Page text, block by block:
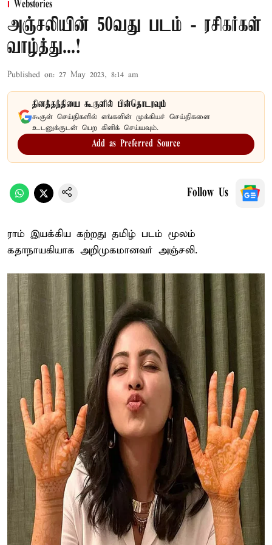
Webstories
அஞ்சலியின் 50வது படம் - ரசிகர்கள்
வாழ்த்து...!
Published on: 27 May 2023, 8:14 am
தினத்தந்தியை கூகுளில் பின்தொடரவும்
கூகுள் செய்திகளில் எங்களின் முக்கியச் செய்திகளை
உடனுக்குடன் பெற கிளிக் செய்யவும்.
Add as Preferred Source
Follow Us
ராம் இயக்கிய கற்றது தமிழ் படம் மூலம்
கதாநாயகியாக அறிமுகமானவர் அஞ்சலி.